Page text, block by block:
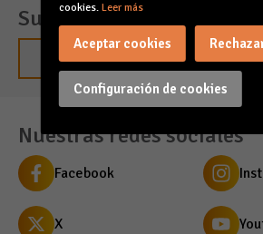
Suscríbete para estar al
Suscribirme
Nuestras redes sociales
Facebook
X
cookies. Leer más
Configuración de cookies
Aceptar cookies